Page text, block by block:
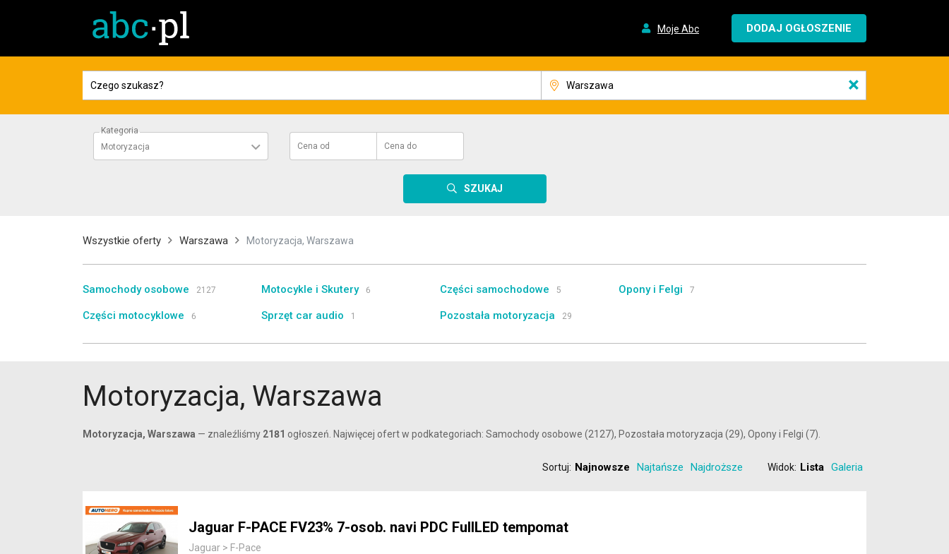
Moje Abc DODAJ OGŁOSZENIE
×
Kategoria
Motoryzacja
Cena od Cena do
SZUKAJ
Wszystkie oferty Warszawa Motoryzacja, Warszawa
Samochody osobowe 2127 Motocykle i Skutery 6 Części samochodowe 5 Opony i Felgi 7
Części motocyklowe 6 Sprzęt car audio 1 Pozostała motoryzacja 29
Motoryzacja, Warszawa
Motoryzacja, Warszawa — znaleźliśmy 2181 ogłoszeń. Najwięcej ofert w podkategoriach: Samochody osobowe (2127), Pozostała motoryzacja (29), Opony i Felgi (7).
Sortuj: Najnowsze Najtańsze Najdroższe Widok: Lista Galeria
Jaguar F-PACE FV23% 7-osob. navi PDC FullLED tempomat
Jaguar > F-Pace